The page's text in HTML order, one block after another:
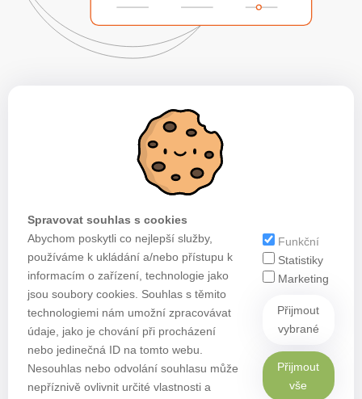
Spravovat souhlas s cookies
Abychom poskytli co nejlepší služby,
používáme k ukládání a/nebo přístupu k
informacím o zařízení, technologie jako
jsou soubory cookies. Souhlas s těmito
technologiemi nám umožní zpracovávat
údaje, jako je chování při procházení
nebo jedinečná ID na tomto webu.
Nesouhlas nebo odvolání souhlasu může
nepříznivě ovlivnit určité vlastnosti a
Funkční
Statistiky
Marketing
Přijmout
vybrané
Přijmout
vše